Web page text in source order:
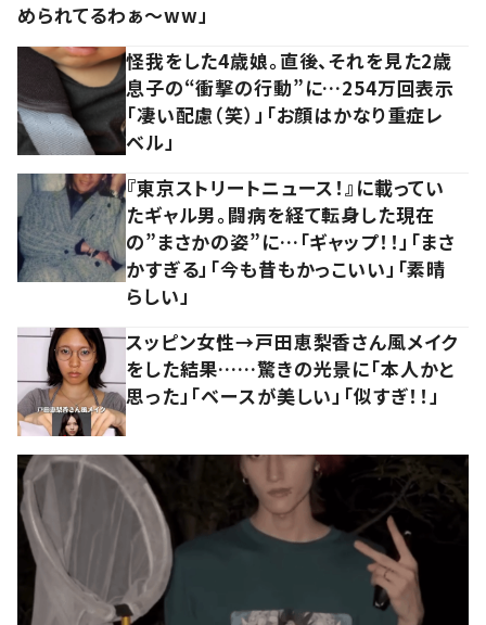
められてるわぁ～ww」
怪我をした4歳娘。直後、それを見た2歳
息子の“衝撃の行動”に…254万回表示
「凄い配慮（笑）」「お顔はかなり重症レ
ベル」
『東京ストリートニュース！』に載ってい
たギャル男。闘病を経て転身した現在
の”まさかの姿”に…「ギャップ！！」「まさ
かすぎる」「今も昔もかっこいい」「素晴
らしい」
スッピン女性→戸田恵梨香さん風メイク
をした結果……驚きの光景に「本人かと
思った」「ベースが美しい」「似すぎ！！」